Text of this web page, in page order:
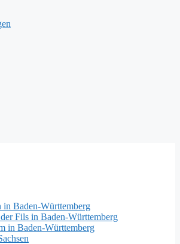
in Baden-Württemberg
Fils in Baden-Württemberg
in Baden-Württemberg